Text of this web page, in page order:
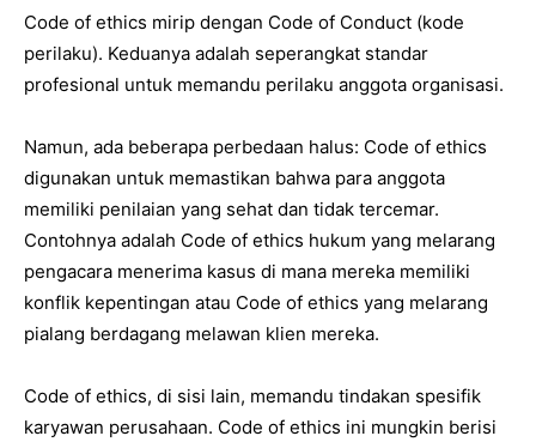
Code of ethics mirip dengan Code of Conduct (kode
perilaku). Keduanya adalah seperangkat standar
profesional untuk memandu perilaku anggota organisasi.
Namun, ada beberapa perbedaan halus: Code of ethics
digunakan untuk memastikan bahwa para anggota
memiliki penilaian yang sehat dan tidak tercemar.
Contohnya adalah Code of ethics hukum yang melarang
pengacara menerima kasus di mana mereka memiliki
konflik kepentingan atau Code of ethics yang melarang
pialang berdagang melawan klien mereka.
Code of ethics, di sisi lain, memandu tindakan spesifik
karyawan perusahaan. Code of ethics ini mungkin berisi